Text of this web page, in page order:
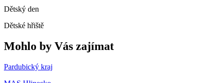
Dětský den
Dětské hřiště
Mohlo by Vás zajímat
Pardubický kraj